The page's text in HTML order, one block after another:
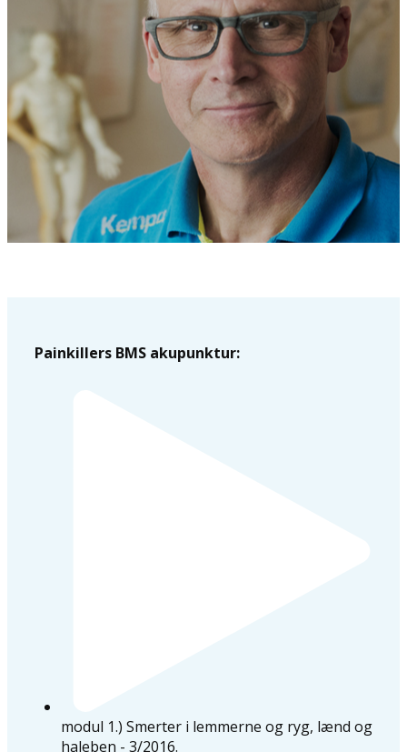
Painkillers BMS akupunktur:
modul 1.) Smerter i lemmerne og ryg, lænd og
haleben - 3/2016.